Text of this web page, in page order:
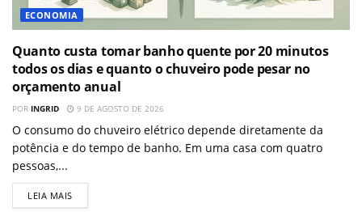
ECONOMIA
Quanto custa tomar banho quente por 20 minutos
todos os dias e quanto o chuveiro pode pesar no
orçamento anual
POR INGRID 9 DE AGOSTO DE 2026
O consumo do chuveiro elétrico depende diretamente da
potência e do tempo de banho. Em uma casa com quatro
pessoas,...
LEIA MAIS